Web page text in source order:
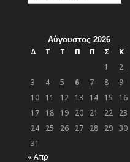
Αύγουστος 2026
Δ Τ Τ Π Π Σ
Κ
1
2
3
4 5 6 7 8
9
10
11 12 13 14 15
16
17
18 19 20 21 22
23
24
25 26 27 28 29
30
31
« Απρ